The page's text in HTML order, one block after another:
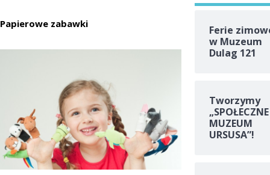
Papierowe zabawki
Ferie
w Muzeum
Dulag 121
Tworzymy
„SPOŁECZNE
MUZEUM
URSUSA”!